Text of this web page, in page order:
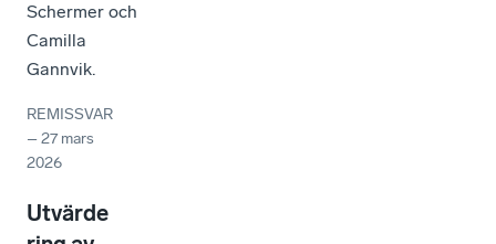
Schermer och
Camilla
Gannvik.
REMISSVAR
–27 mars
2026
Utvärde